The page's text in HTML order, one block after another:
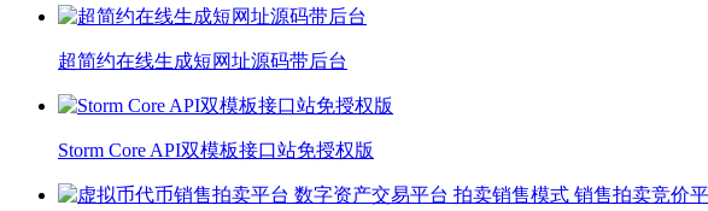
超简约在线生成短网址源码带后台
Storm Core API双模板接口站免授权版